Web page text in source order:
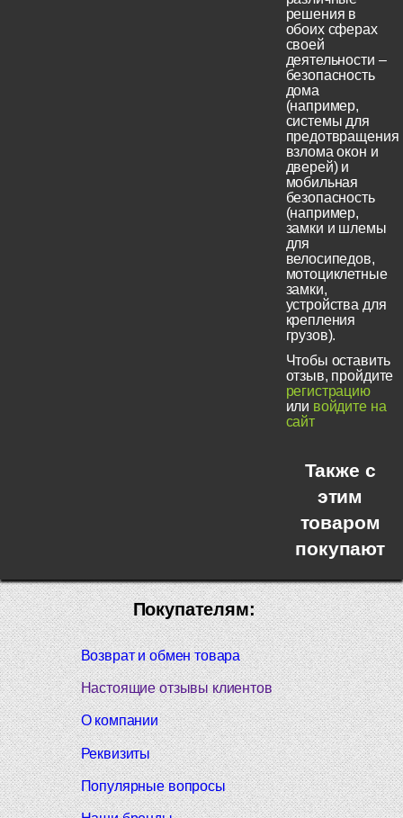
решения в
обоих сферах
своей
деятельности –
безопасность
дома
(например,
системы для
предотвращения
взлома окон и
дверей) и
мобильная
безопасность
(например,
замки и шлемы
для
велосипедов,
мотоциклетные
замки,
устройства для
крепления
грузов).
Чтобы оставить
отзыв, пройдите
регистрацию
или войдите на
сайт
Также с
этим
товаром
покупают
Покупателям:
Возврат и обмен товара
Настоящие отзывы клиентов
О компании
Реквизиты
Популярные вопросы